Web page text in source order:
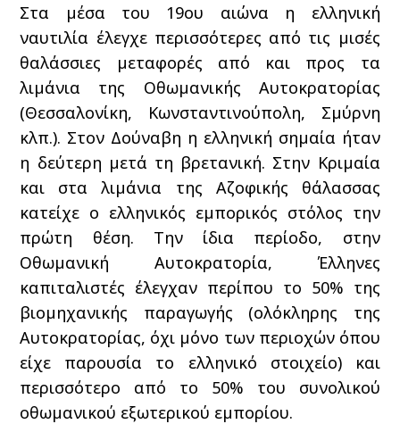
Στα μέσα του 19ου αιώνα η ελληνική
ναυτιλία έλεγχε περισσότερες από τις μισές
θαλάσσιες μεταφορές από και προς τα
λιμάνια της Οθωμανικής Αυτοκρατορίας
(Θεσσαλονίκη, Κωνσταντινούπολη, Σμύρνη
κλπ.). Στον Δούναβη η ελληνική σημαία ήταν
η δεύτερη μετά τη βρετανική. Στην Κριμαία
και στα λιμάνια της Αζοφικής θάλασσας
κατείχε ο ελληνικός εμπορικός στόλος την
πρώτη θέση. Την ίδια περίοδο, στην
Οθωμανική Αυτοκρατορία, Έλληνες
καπιταλιστές έλεγχαν περίπου το 50% της
βιομηχανικής παραγωγής (ολόκληρης της
Αυτοκρατορίας, όχι μόνο των περιοχών όπου
είχε παρουσία το ελληνικό στοιχείο) και
περισσότερο από το 50% του συνολικού
οθωμανικού εξωτερικού εμπορίου.